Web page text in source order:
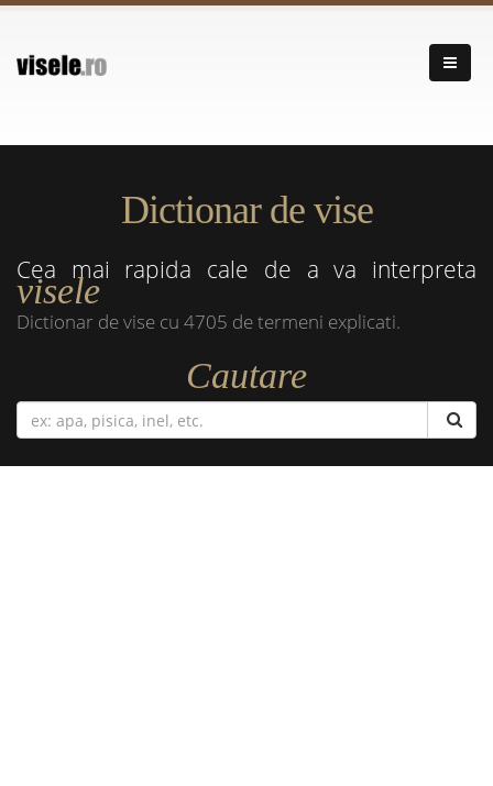
Dictionar de vise
Cea mai rapida cale de a va interpreta
visele
Dictionar de vise cu 4705 de termeni explicati.
Cautare